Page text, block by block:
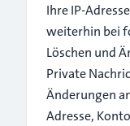
Ihre IP-
weiterhin bei
Löschen und
Private
Änderungen
Adresse,